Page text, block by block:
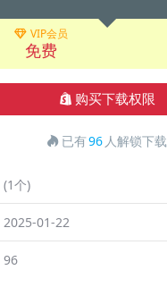
VIP会员
免费
购买下载权限
已有96 人解锁下载
(1个)
2025-01-22
96